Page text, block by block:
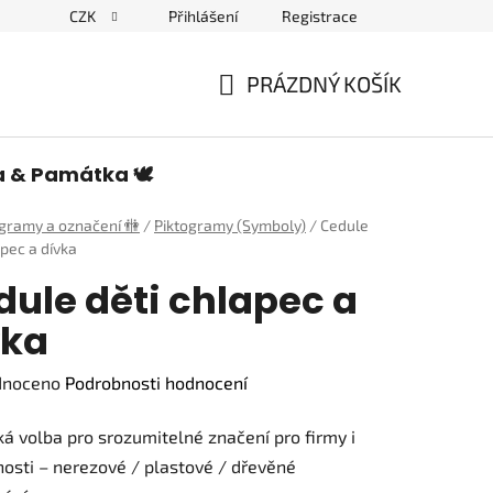
a piktogramech
CZK Přihlášení Registrace
PRÁZDNÝ KOŠÍK
& Památka 🕊️
a označení 🚻 / Piktogramy (Symboly) / Cedule
a dívka
děti chlapec a
Podrobnosti hodnocení
volba pro srozumitelné značení pro firmy i
– nerezové / plastové / dřevěné